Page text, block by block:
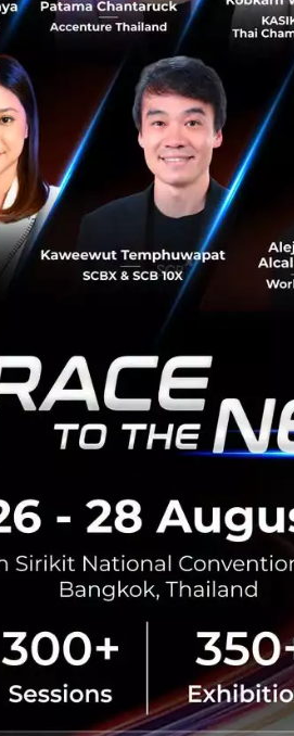
จะเลียนแบบได้
มีความคิดสร้างสรรค์แค่ไหน คุณก็
ะดิสนีย์แลนด์เท่านั้น แต่พูดรวมๆ
อยๆ 5 แห่งที่ประกาศตัวว่าเป็น
แบบกลยุทธ์ของ IBM และในบางครั้
อย่างไรก็ตาม เห็นได้ชัดว่า
มสำเร็จของบริษัทใหญ่ๆ เป็นเรื่องไ
ลังเริ่มต้นธุรกิจของตัวเอง
กิจใหม่ๆ ควรเข้าไปเรียนรู้ ยกตัวอ
องดิสนีย์อาจไม่ได้ช่วยอะไรคุณเท่า
No comment